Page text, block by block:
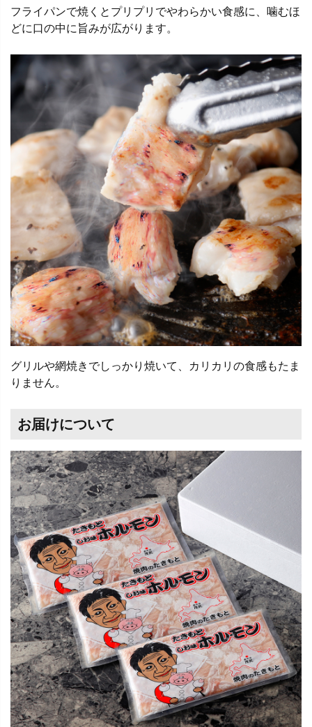
フライパンで焼くとプリプリでやわらかい食感に、噛むほ
どに口の中に旨みが広がります。
グリルや網焼きでしっかり焼いて、カリカリの食感もたま
りません。
お届けについて